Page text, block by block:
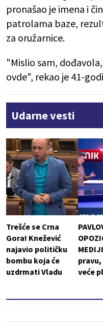
pronašao je imena i
patrolama baze,
za oružarnice.
"Mislio sam,
ovde", rekao je 41-
Udarne vesti
Trešće se Crna
Gora! Knežević
najavio političku
bombu koja će
uzdrmati Vladu
pravu,
veće